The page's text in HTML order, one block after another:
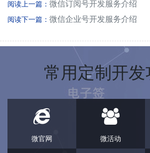
阅读上一篇 微信订阅号开发服务介绍
阅读下一篇 微信企业号开发服务介绍
常用定制开发
微官网 微活动